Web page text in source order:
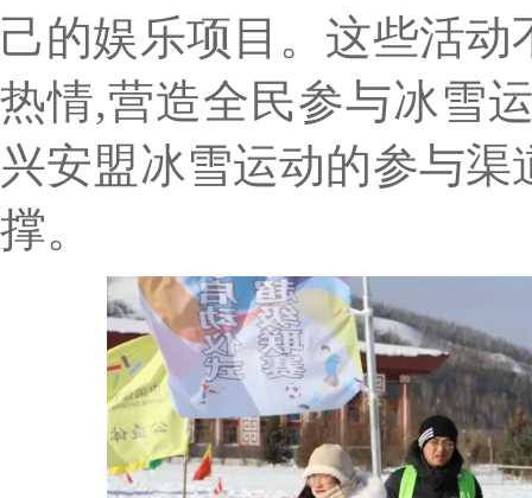
己的娱乐项目。这些活
热情,营造全民参与冰雪
兴安盟冰雪运动的参与
撑。